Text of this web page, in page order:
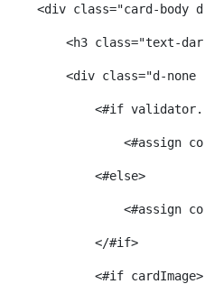
<div class="card-body
<h3 class="text-
<div class="d-none
<#if
<#assign
<#else>
<#assign
</#if>
<#if cardImage>